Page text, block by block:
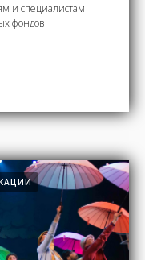
и специалистам
фондов